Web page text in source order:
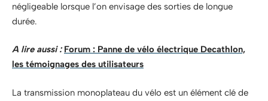
négligeable lorsque l’on envisage des sorties de longue
durée.
A lire aussi : Forum : Panne de vélo électrique Decathlon,
les témoignages des utilisateurs
La transmission monoplateau du vélo est un élément clé de